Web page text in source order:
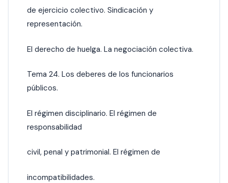
de ejercicio colectivo. Sindicación y
representación.
El derecho de huelga. La negociación colectiva.
Tema 24. Los deberes de los funcionarios
públicos.
El régimen disciplinario. El régimen de
responsabilidad
civil, penal y patrimonial. El régimen de
incompatibilidades.